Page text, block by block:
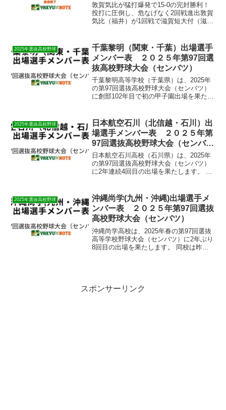
敦賀気比が猛打爆発で15-0の完封勝利！
投打に圧倒し、危なげなく2回戦進出敦賀
気比（福井）が1回戦で滋賀短大付（滋
も相手打線を完全に封じ込め、完封勝利
を収めまし...
2025年選抜高校野球
千葉黎明（関東・千葉）出場選手
メンバー表 ２０２５年第97回選
抜高校野球大会（センバツ）
​千葉黎明高等学校（千葉県）は、2025年
の第97回選抜高校野球大会（センバツ）
に創部102年目で初の甲子園出場を果たし
洋、専大松戸、拓大紅陵といった強豪校
を次々と破り...
2025年選抜高校野球
日本航空石川（北信越・石川）出
場選手メンバー表 ２０２５年第
97回選抜高校野球大会（センバ
ツ）
​日本航空石川高校（石川県）は、2025年
の第97回選抜高校野球大会（センバツ）
に2年連続4回目の出場を果たします。 ​昨
場を決めました。 ​初戦は大会6日目（3月
23...
2025年選抜高校野球
沖縄尚学(九州・沖縄)出場選手メ
ンバー表 ２０２５年第97回選抜
高校野球大会（センバツ）
​沖縄尚学高校は、2025年春の第97回選抜
高等学校野球大会（センバツ）に2年ぶり
8回目の出場を果たします。 同校は昨年
スポンサーリンク